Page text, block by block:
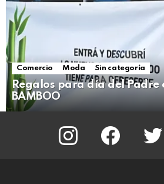
Comercio Moda Sin categoría
Regalos para día del Padre
BAMBOO
instagram facebook